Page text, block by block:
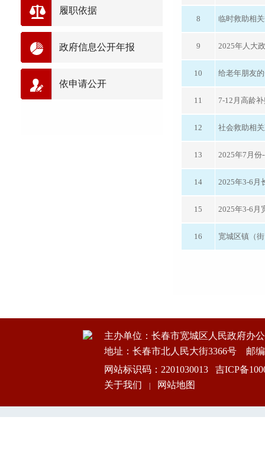
8 临时救助相
9 2025年人大
10 给老年朋友
11 7-12月高龄
12 社会救助相
13 2025年7月份
14 2025年3-6月
15 2025年3-6月
16 宽城区镇（
履职依据
政府信息公开年报
依申请公开